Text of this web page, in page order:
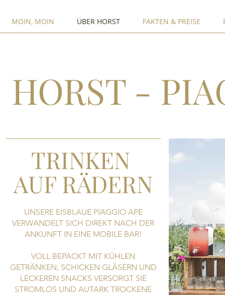
MOIN, MOIN ÜBER HORST FAKTEN & PREISE
HORST -
TRINKEN
AUF RÄDERN
UNSERE EISBLAUE PIAGGIO APE
VERWANDELT SICH DIREKT NACH DER
ANKUNFT IN EINE MOBILE BAR!
VOLL BEPACKT MIT KÜHLEN
GETRÄNKEN, SCHICKEN GLÄSERN UND
LECKEREN SNACKS VERSORGT SIE
STROMLOS UND AUTARK TROCKENE